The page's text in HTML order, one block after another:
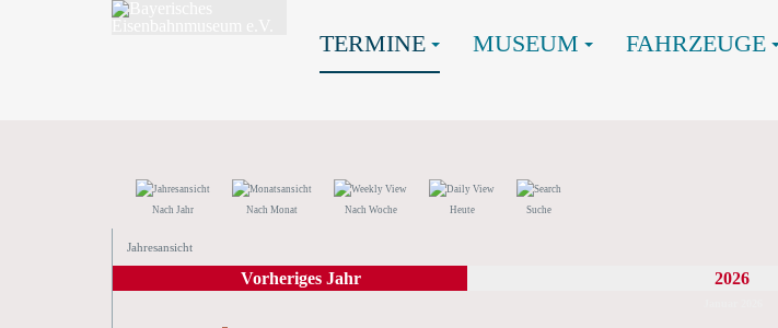
TERMINE MUSEUM FAHRZEUGE
Nach Jahr Nach Monat Nach Woche Heute Suche
Jahresansicht
Vorheriges Jahr 2026